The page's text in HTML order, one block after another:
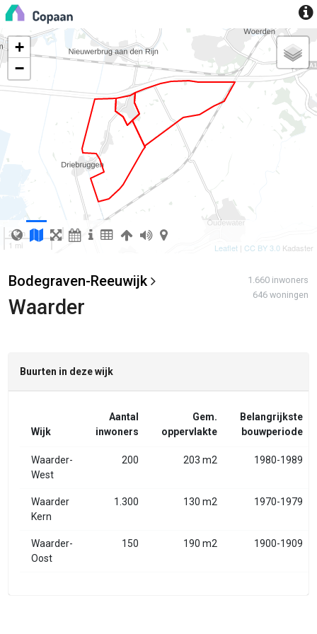
1.660 inwoners
646 woningen
Bodegraven-Reeuwijk
Waarder
Buurten in deze wijk
Wijk
Aantal
inwoners
Gem.
oppervlakte
Belangrijkste
bouwperiode
Waarder-
West
200 203 m2 1980-1989
Waarder
Kern
1.300 130 m2 1970-1979
Waarder-
Oost
150 190 m2 1900-1909
+
−
2 km
1 mi
Leaflet | CC BY 3.0 Kadaster